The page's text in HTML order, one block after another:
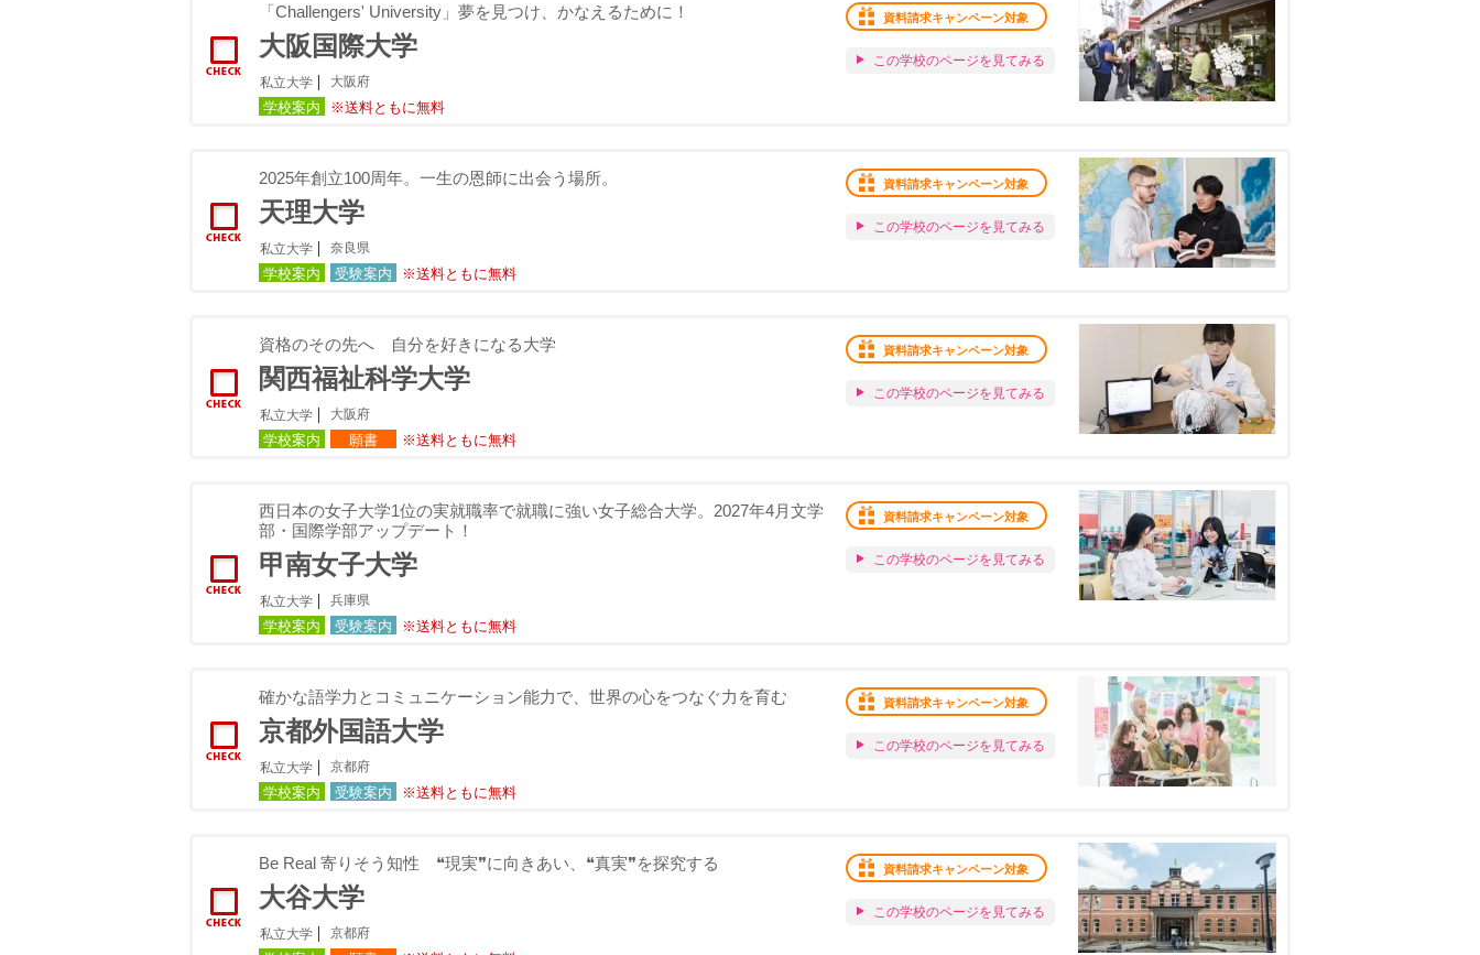
「Challengers' University」夢を見つけ、かなえるために！
大阪国際大学
私立大学 大阪府
学校案内 ※送料ともに無料
資料請求キャンペーン対象
この学校のページを見てみる
2025年創立100周年。一生の恩師に出会う場所。
天理大学
私立大学 奈良県
学校案内 受験案内 ※送料ともに無料
資料請求キャンペーン対象
この学校のページを見てみる
資格のその先へ 自分を好きになる大学
関西福祉科学大学
私立大学 大阪府
学校案内 願書 ※送料ともに無料
資料請求キャンペーン対象
この学校のページを見てみる
西日本の女子大学1位の実就職率で就職に強い女子総合大学。2027年4月文学
部・国際学部アップデート！
甲南女子大学
私立大学 兵庫県
学校案内 受験案内 ※送料ともに無料
資料請求キャンペーン対象
この学校のページを見てみる
確かな語学力とコミュニケーション能力で、世界の心をつなぐ力を育む
京都外国語大学
私立大学 京都府
学校案内 受験案内 ※送料ともに無料
資料請求キャンペーン対象
この学校のページを見てみる
Be Real 寄りそう知性 ❝現実❞に向きあい、❝真実❞を探究する
大谷大学
私立大学 京都府
資料請求キャンペーン対象
この学校のページを見てみる